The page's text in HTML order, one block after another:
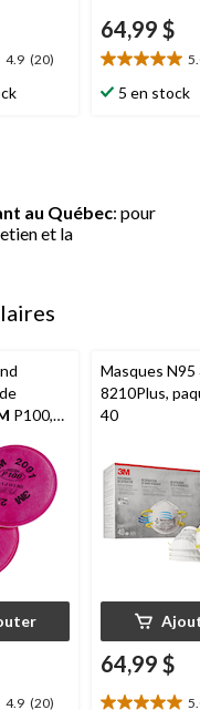
4.9 (20)
64,99 $
5.0
étoile(s)
5 en stock
au Québec: pour
et la
P100,
4.9 (20)
Masques N95
8210Plus,
40
64,99 $